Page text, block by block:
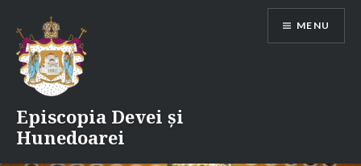
content
Episcopia Devei și
Hunedoarei
MENU